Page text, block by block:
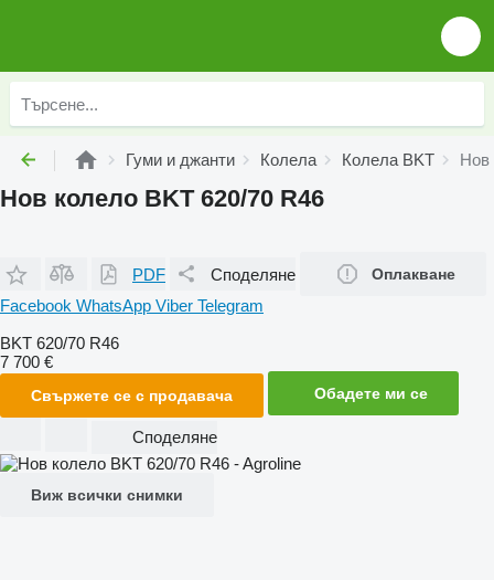
Гуми и джанти Колела Колела BKT Нов
Нов колело BKT 620/70 R46
PDF Споделяне Оплакване
Facebook WhatsApp Viber Telegram
BKT 620/70 R46
7 700 €
Свържете се с продавача Обадете ми се
Споделяне
Виж всички снимки